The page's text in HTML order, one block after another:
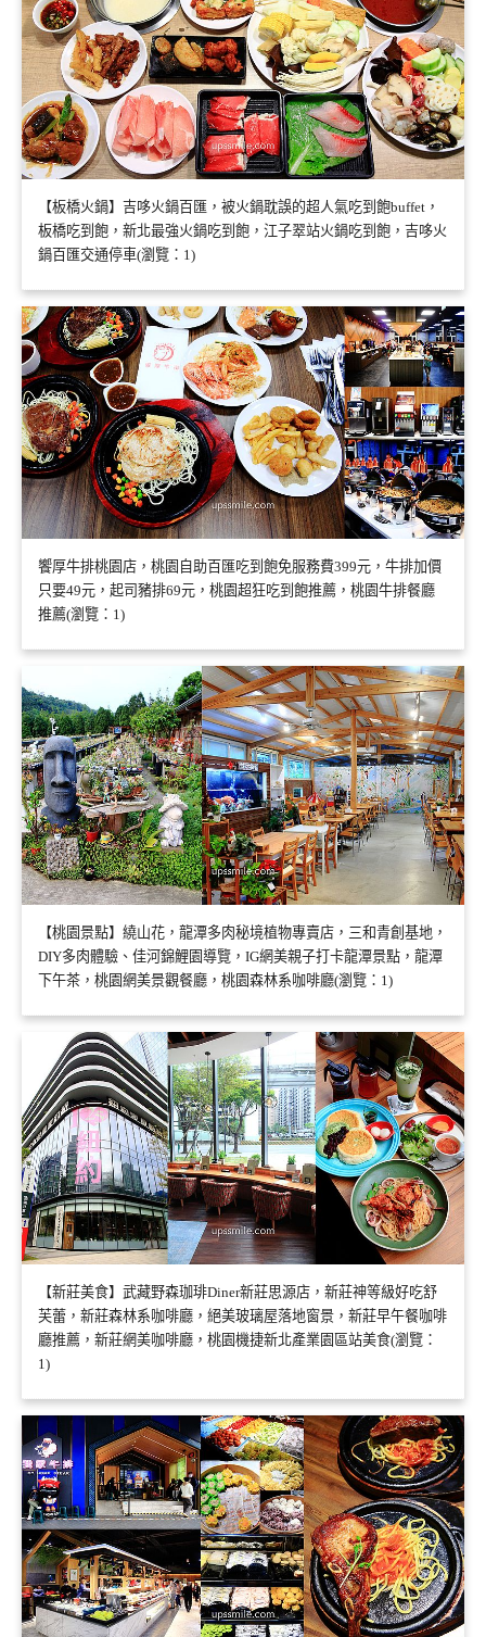
【板橋火鍋】吉哆火鍋百匯，被火鍋耽誤的超人氣吃到飽buffet，
板橋吃到飽，新北最強火鍋吃到飽，江子翠站火鍋吃到飽，吉哆火
鍋百匯交通停車(瀏覽：1)
饗厚牛排桃園店，桃園自助百匯吃到飽免服務費399元，牛排加價
只要49元，起司豬排69元，桃園超狂吃到飽推薦，桃園牛排餐廳
推薦(瀏覽：1)
【桃園景點】繞山花，龍潭多肉秘境植物專賣店，三和青創基地，
DIY多肉體驗、佳河錦鯉園導覽，IG網美親子打卡龍潭景點，龍潭
下午茶，桃園網美景觀餐廳，桃園森林系咖啡廳(瀏覽：1)
【新莊美食】武藏野森珈琲Diner新莊思源店，新莊神等級好吃舒
芙蕾，新莊森林系咖啡廳，絕美玻璃屋落地窗景，新莊早午餐咖啡
廳推薦，新莊網美咖啡廳，桃園機捷新北產業園區站美食(瀏覽：
1)